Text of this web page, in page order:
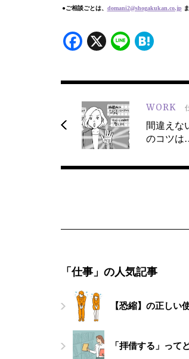
●ご相談ごとは、 domani2@shogakukan.co.jp
Facebook
X Line
WORK
間違えな
のコツ
「仕事」の人気記事
【恐縮】の正しい
「拝借する」って